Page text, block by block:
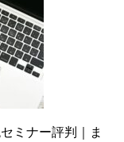
ミナー評判｜ま